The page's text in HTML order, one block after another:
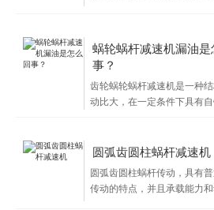
杆，可采用40和45钢等，经调
220-300，常用的蜗轮材料可
铁，为了防止变形，一般要对
理。
蜗轮蜗杆减速机漏油是
事？
齿轮蜗轮蜗杆减速机是一种
动比大，在一定条件下具有
个斜齿轮减速器，构成的多级
速机具有更高的效率，且震
低。减速机漏油的原因分析：
圆弧齿圆柱蜗杆减速机
圆弧齿圆柱蜗杆传动，具有
传动的特点，并且承载能力